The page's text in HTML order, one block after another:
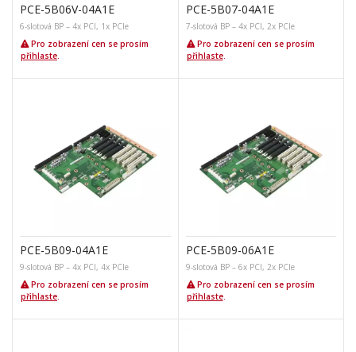
PCE-5B06V-04A1E
6-slotová BP – 4x PCI, 1x PCIe
Pro zobrazení cen se prosím
přihlaste.
PCE-5B07-04A1E
7-slotová BP – 4x PCI, 2x PCIe
Pro zobrazení cen se prosím
přihlaste.
PCE-5B09-04A1E
9-slotová BP – 4x PCI, 4x PCIe
Pro zobrazení cen se prosím
přihlaste
PCE-5B09-06A1E
9-slotová BP – 6x PCI, 2x PCIe
Pro zobrazení cen se prosím
přihlaste.